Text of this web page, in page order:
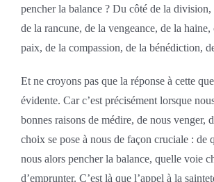
pencher la balance ? Du côté de la division,
de la rancune, de la vengeance, de la
paix, de la compassion, de la bénédiction,
Et ne croyons pas que la réponse à cette
évidente. Car c’est précisément lorsque
bonnes raisons de médire, de nous venger,
choix se pose à nous de façon cruciale : de
nous alors pencher la balance, quelle voie
d’emprunter. C’est là que l’appel à la